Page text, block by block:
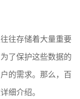
往存储着大量重要
了保护这些数据的
的需求。那么，百
细介绍。